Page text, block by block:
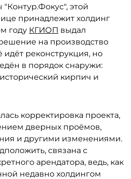
этой
принадлежит холдинг
году КГИОП выдал
на производство
идёт реконструкция, но
в порядок снаружи:
кирпич и
корректировка проекта,
дверных проёмов,
и другими изменениями.
связана с
арендатора, ведь, как
недавно холдингом